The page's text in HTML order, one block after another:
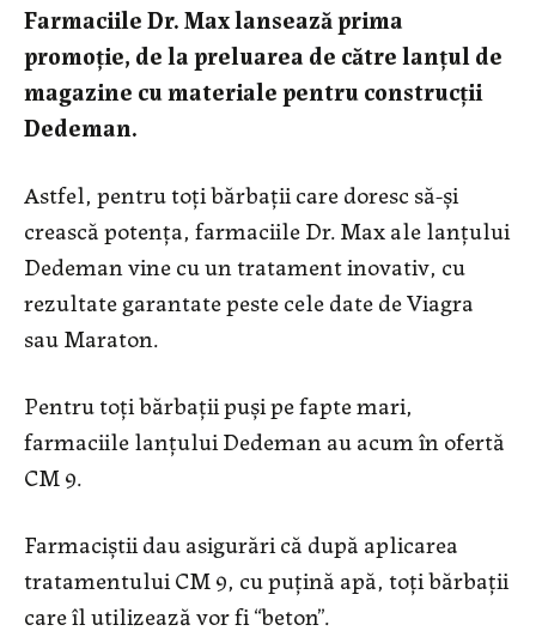
Farmaciile Dr. Max lansează prima
promoție, de la preluarea de către lanțul de
magazine cu materiale pentru construcții
Dedeman.
Astfel, pentru toți bărbații care doresc să-și
crească potența, farmaciile Dr. Max ale lanțului
Dedeman vine cu un tratament inovativ, cu
rezultate garantate peste cele date de Viagra
sau Maraton.
Pentru toți bărbații puși pe fapte mari,
farmaciile lanțului Dedeman au acum în ofertă
CM 9.
Farmaciștii dau asigurări că după aplicarea
tratamentului CM 9, cu puțină apă, toți bărbații
care îl utilizează vor fi “beton”.